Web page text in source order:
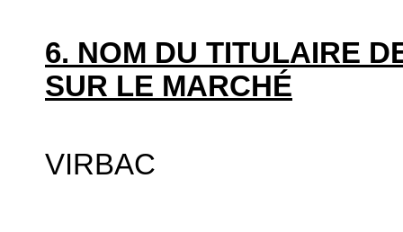
6. NOM DU TITULAIRE
SUR LE MARCHÉ
VIRBAC